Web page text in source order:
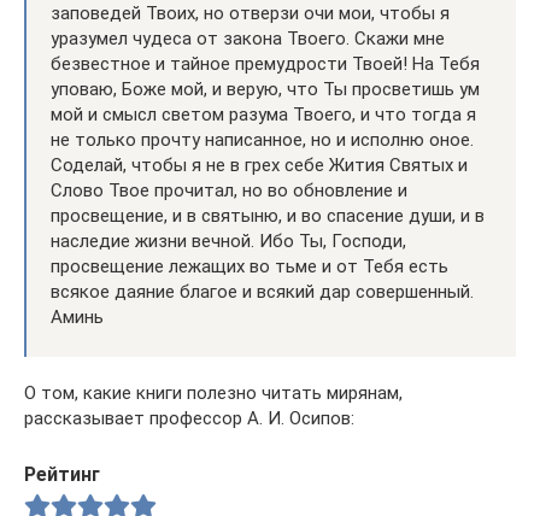
заповедей Твоих, но отверзи очи мои, чтобы я
уразумел чудеса от закона Твоего. Скажи мне
безвестное и тайное премудрости Твоей! На Тебя
уповаю, Боже мой, и верую, что Ты просветишь ум
мой и смысл светом разума Твоего, и что тогда я
не только прочту написанное, но и исполню оное.
Соделай, чтобы я не в грех себе Жития Святых и
Слово Твое прочитал, но во обновление и
просвещение, и в святыню, и во спасение души, и в
наследие жизни вечной. Ибо Ты, Господи,
просвещение лежащих во тьме и от Тебя есть
всякое даяние благое и всякий дар совершенный.
Аминь
О том, какие книги полезно читать мирянам,
рассказывает профессор А. И. Осипов:
Рейтинг